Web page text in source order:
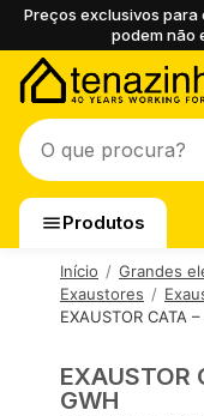
Preços exclusivos para
podem não
Produtos
Início Grandes
Exaustores
EXAUSTOR CATA
EXAUSTOR
GWH